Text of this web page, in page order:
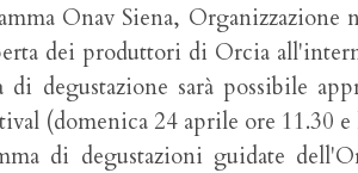
Onav Siena, Organizzazione
dei produttori di Orcia
degustazione sarà possibile
(domenica 24 aprile ore 11.30
di degustazioni guidate